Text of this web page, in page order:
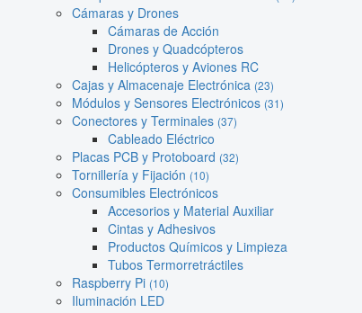
Cámaras y Drones
Cámaras de Acción
Drones y Quadcópteros
Helicópteros y Aviones RC
Cajas y Almacenaje Electrónica (23)
Módulos y Sensores Electrónicos (31)
Conectores y Terminales (37)
Cableado Eléctrico
Placas PCB y Protoboard (32)
Tornillería y Fijación (10)
Consumibles Electrónicos
Accesorios y Material Auxiliar
Cintas y Adhesivos
Productos Químicos y Limpieza
Tubos Termorretráctiles
Raspberry Pi (10)
Iluminación LED